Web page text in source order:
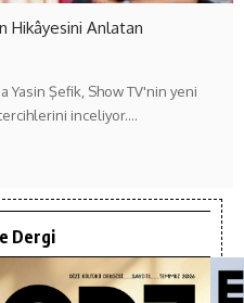
Hikâyesini Anlatan
Yasin Şefik, Show TV'nin yeni
inceliyor.…
Dergi